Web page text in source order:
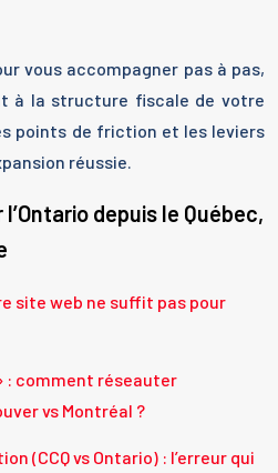
vous accompagner pas à pas,
à la structure fiscale de votre
points de friction et les leviers
réussie.
depuis le Québec,
site web ne suffit pas pour
: comment réseauter
vs Montréal ?
(CCQ vs Ontario) : l’erreur qui